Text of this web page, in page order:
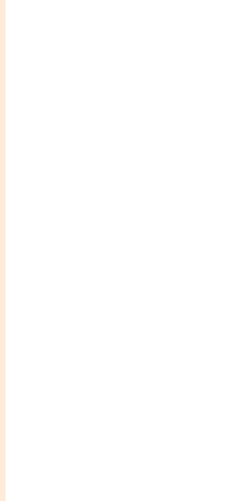
SEA
Ini, Gratis!
lalu
Indonesia
Siap Ngakak
Perut!
lalu